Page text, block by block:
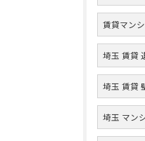
賃貸マン
埼玉 賃貸
埼玉 賃貸
埼玉 マン